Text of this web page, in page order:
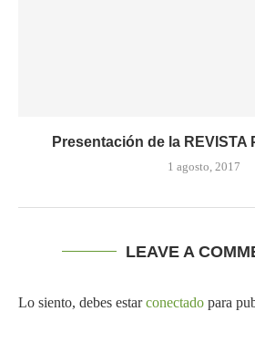
Presentación de la REVISTA
1 agosto, 2017
LEAVE A
Lo siento, debes estarconectado para